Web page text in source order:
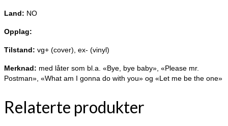
Land: NO
Opplag:
Tilstand: vg+ (cover), ex- (vinyl)
Merknad: med låter som bl.a. «Bye, bye baby», «Please mr.
Postman», «What am I gonna do with you» og «Let me be the one»
Relaterte produkter